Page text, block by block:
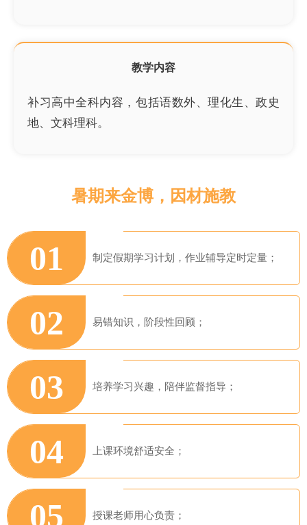
教学内容
补习高中全科内容，包括语数外、理化生、政史
地、文科理科。
暑期来金博，因材施教
01 制定假期学习计划，作业辅导定时定量；
02 易错知识，阶段性回顾；
03 培养学习兴趣，陪伴监督指导；
04 上课环境舒适安全；
05 授课老师用心负责；